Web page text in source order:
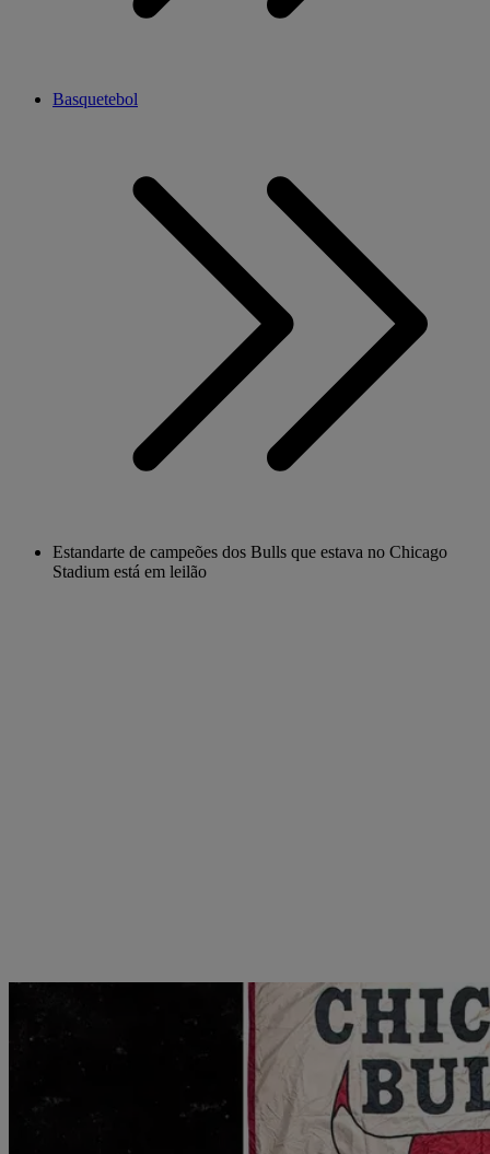
Basquetebol
Estandarte de campeões dos Bulls que estava no Chicago
Stadium está em leilão